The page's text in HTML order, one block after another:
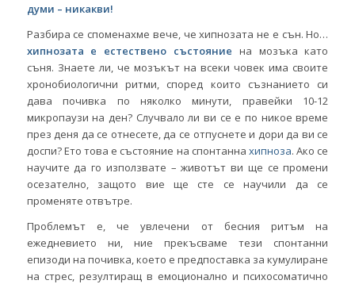
думи – никакви!
Разбира се споменахме вече, че хипнозата не е сън. Но…
хипнозата е естествено състояние на мозъка като
съня. Знаете ли, че мозъкът на всеки човек има своите
хронобиологични ритми, според които съзнанието си
дава почивка по няколко минути, правейки 10-12
микропаузи на ден? Случвало ли ви се е по никое време
през деня да се отнесете, да се отпуснете и дори да ви се
доспи? Ето това е състояние на спонтанна хипноза. Ако се
научите да го използвате – животът ви ще се промени
осезателно, защото вие ще сте се научили да се
променяте отвътре.
Проблемът е, че увлечени от бесния ритъм на
ежедневието ни, ние прекъсваме тези спонтанни
епизоди на почивка, което е предпоставка за кумулиране
на стрес, резултиращ в емоционално и психосоматично